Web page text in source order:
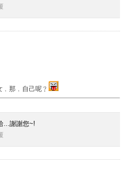
那﹐自己呢﹖
...謝謝您~!